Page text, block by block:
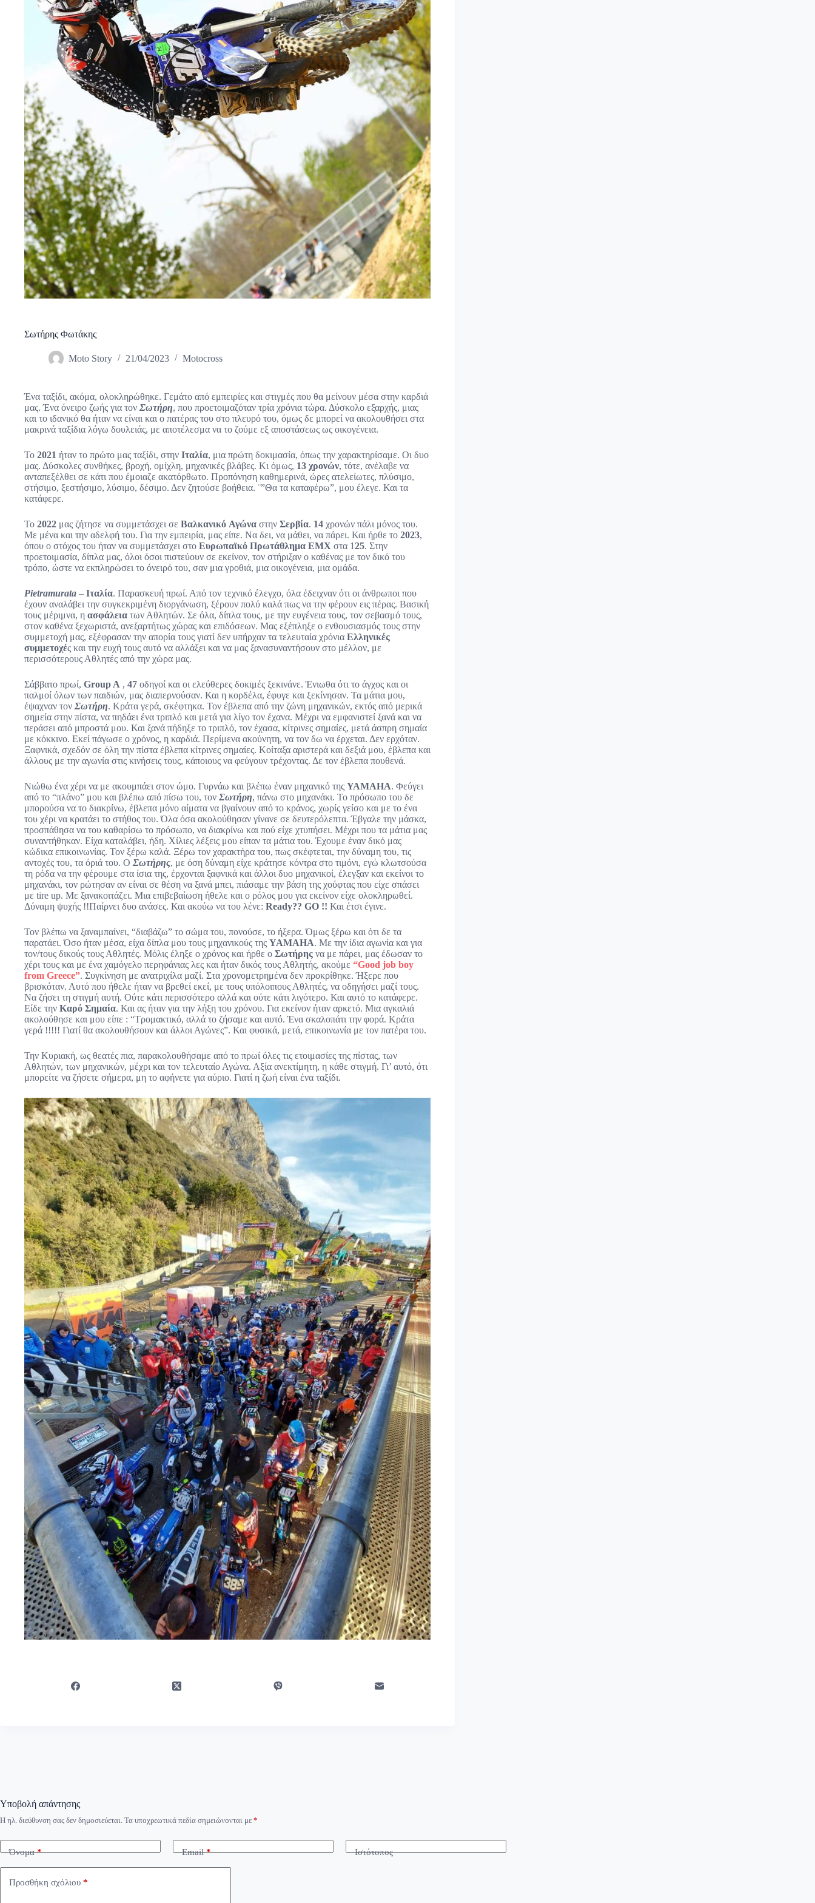
Σωτήρης Φωτάκης
Moto Story 21/04/2023 Motocross
Ένα ταξίδι, ακόμα, ολοκληρώθηκε. Γεμάτο από εμπειρίες και στιγμές που θα μείνουν μέσα στην καρδιά
μας. Ένα όνειρο ζωής για τον Σωτήρη, που προετοιμαζόταν τρία χρόνια τώρα. Δύσκολο εξαρχής, μιας
και το ιδανικό θα ήταν να είναι και ο πατέρας του στο πλευρό του, όμως δε μπορεί να ακολουθήσει στα
μακρινά ταξίδια λόγω δουλειάς, με αποτέλεσμα να το ζούμε εξ αποστάσεως ως οικογένεια.
Το 2021 ήταν το πρώτο μας ταξίδι, στην Ιταλία, μια πρώτη δοκιμασία, όπως την χαρακτηρίσαμε. Οι δυο
μας. Δύσκολες συνθήκες, βροχή, ομίχλη, μηχανικές βλάβες. Κι όμως, 13 χρονών, τότε, ανέλαβε να
ανταπεξέλθει σε κάτι που έμοιαζε ακατόρθωτο. Προπόνηση καθημερινά, ώρες ατελείωτες, πλύσιμο,
στήσιμο, ξεστήσιμο, λύσιμο, δέσιμο. Δεν ζητούσε βοήθεια. ¨”Θα τα καταφέρω”, μου έλεγε. Και τα
κατάφερε.
Το 2022 μας ζήτησε να συμμετάσχει σε Βαλκανικό Αγώνα στην Σερβία. 14 χρονών πάλι μόνος του.
Με μένα και την αδελφή του. Για την εμπειρία, μας είπε. Να δει, να μάθει, να πάρει. Και ήρθε το 2023,
όπου ο στόχος του ήταν να συμμετάσχει στο Ευρωπαϊκό Πρωτάθλημα ΕΜΧ στα 125. Στην
προετοιμασία, δίπλα μας, όλοι όσοι πιστεύουν σε εκείνον, τον στήριξαν ο καθένας με τον δικό του
τρόπο, ώστε να εκπληρώσει το όνειρό του, σαν μια γροθιά, μια οικογένεια, μια ομάδα.
Pietramurata – Ιταλία. Παρασκευή πρωί. Από τον τεχνικό έλεγχο, όλα έδειχναν ότι οι άνθρωποι που
έχουν αναλάβει την συγκεκριμένη διοργάνωση, ξέρουν πολύ καλά πως να την φέρουν εις πέρας. Βασική
τους μέριμνα, η ασφάλεια των Αθλητών. Σε όλα, δίπλα τους, με την ευγένεια τους, τον σεβασμό τους,
στον καθένα ξεχωριστά, ανεξαρτήτως χώρας και επιδόσεων. Μας εξέπληξε ο ενθουσιασμός τους στην
συμμετοχή μας, εξέφρασαν την απορία τους γιατί δεν υπήρχαν τα τελευταία χρόνια Ελληνικές
συμμετοχές και την ευχή τους αυτό να αλλάξει και να μας ξανασυναντήσουν στο μέλλον, με
περισσότερους Αθλητές από την χώρα μας.
Σάββατο πρωί, Group A , 47 οδηγοί και οι ελεύθερες δοκιμές ξεκινάνε. Ένιωθα ότι το άγχος και οι
παλμοί όλων των παιδιών, μας διαπερνούσαν. Και η κορδέλα, έφυγε και ξεκίνησαν. Τα μάτια μου,
έψαχναν τον Σωτήρη. Κράτα γερά, σκέφτηκα. Τον έβλεπα από την ζώνη μηχανικών, εκτός από μερικά
σημεία στην πίστα, να πηδάει ένα τριπλό και μετά για λίγο τον έχανα. Μέχρι να εμφανιστεί ξανά και να
περάσει από μπροστά μου. Και ξανά πήδηξε το τριπλό, τον έχασα, κίτρινες σημαίες, μετά άσπρη σημαία
με κόκκινο. Εκεί πάγωσε ο χρόνος, η καρδιά. Περίμενα ακούνητη, να τον δω να έρχεται. Δεν ερχόταν.
Ξαφνικά, σχεδόν σε όλη την πίστα έβλεπα κίτρινες σημαίες. Κοίταξα αριστερά και δεξιά μου, έβλεπα και
άλλους με την αγωνία στις κινήσεις τους, κάποιους να φεύγουν τρέχοντας. Δε τον έβλεπα πουθενά.
Νιώθω ένα χέρι να με ακουμπάει στον ώμο. Γυρνάω και βλέπω έναν μηχανικό της ΥΑΜΑΗΑ. Φεύγει
από το “πλάνο” μου και βλέπω από πίσω του, τον Σωτήρη, πάνω στο μηχανάκι. Το πρόσωπο του δε
μπορούσα να το διακρίνω, έβλεπα μόνο αίματα να βγαίνουν από το κράνος, χωρίς γείσο και με το ένα
του χέρι να κρατάει το στήθος του. Όλα όσα ακολούθησαν γίνανε σε δευτερόλεπτα. Έβγαλε την μάσκα,
προσπάθησα να του καθαρίσω το πρόσωπο, να διακρίνω και πού είχε χτυπήσει. Μέχρι που τα μάτια μας
συναντήθηκαν. Είχα καταλάβει, ήδη. Χίλιες λέξεις μου είπαν τα μάτια του. Έχουμε έναν δικό μας
κώδικα επικοινωνίας. Τον ξέρω καλά. Ξέρω τον χαρακτήρα του, πως σκέφτεται, την δύναμη του, τις
αντοχές του, τα όριά του. Ο Σωτήρης, με όση δύναμη είχε κράτησε κόντρα στο τιμόνι, εγώ κλωτσούσα
τη ρόδα να την φέρουμε στα ίσια της, έρχονται ξαφνικά και άλλοι δυο μηχανικοί, έλεγξαν και εκείνοι το
μηχανάκι, τον ρώτησαν αν είναι σε θέση να ξανά μπει, πιάσαμε την βάση της χούφτας που είχε σπάσει
με tire up. Με ξανακοιτάζει. Μια επιβεβαίωση ήθελε και ο ρόλος μου για εκείνον είχε ολοκληρωθεί.
Δύναμη ψυχής !!Παίρνει δυο ανάσες. Και ακούω να του λένε: Ready?? GO !! Και έτσι έγινε.
Τον βλέπω να ξαναμπαίνει, “διαβάζω” το σώμα του, πονούσε, το ήξερα. Όμως ξέρω και ότι δε τα
παρατάει. Όσο ήταν μέσα, είχα δίπλα μου τους μηχανικούς της YAMAHA. Με την ίδια αγωνία και για
τον/τους δικούς τους Αθλητές. Μόλις έληξε ο χρόνος και ήρθε ο Σωτήρης να με πάρει, μας έδωσαν το
χέρι τους και με ένα χαμόγελο περηφάνιας λες και ήταν δικός τους Αθλητής, ακούμε “Good job boy
from Greece”. Συγκίνηση με ανατριχίλα μαζί. Στα χρονομετρημένα δεν προκρίθηκε. Ήξερε που
βρισκόταν. Αυτό που ήθελε ήταν να βρεθεί εκεί, με τους υπόλοιπους Αθλητές, να οδηγήσει μαζί τους.
Να ζήσει τη στιγμή αυτή. Ούτε κάτι περισσότερο αλλά και ούτε κάτι λιγότερο. Και αυτό το κατάφερε.
Είδε την Καρό Σημαία. Και ας ήταν για την λήξη του χρόνου. Για εκείνον ήταν αρκετό. Μια αγκαλιά
ακολούθησε και μου είπε : “Τρομακτικό, αλλά το ζήσαμε και αυτό. Ένα σκαλοπάτι την φορά. Κράτα
γερά !!!!! Γιατί θα ακολουθήσουν και άλλοι Αγώνες”. Και φυσικά, μετά, επικοινωνία με τον πατέρα του.
Την Κυριακή, ως θεατές πια, παρακολουθήσαμε από το πρωί όλες τις ετοιμασίες της πίστας, των
Αθλητών, των μηχανικών, μέχρι και τον τελευταίο Αγώνα. Αξία ανεκτίμητη, η κάθε στιγμή. Γι’ αυτό, ότι
μπορείτε να ζήσετε σήμερα, μη το αφήνετε για αύριο. Γιατί η ζωή είναι ένα ταξίδι.
Υποβολή απάντησης
Η ηλ. διεύθυνση σας δεν δημοσιεύεται. Τα υποχρεωτικά πεδία σημειώνονται με *
Όνομα* Email* Ιστότοπος
Προσθήκη σχόλιου *